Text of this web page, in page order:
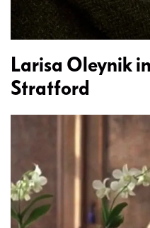
Larisa Oleynik
Stratford